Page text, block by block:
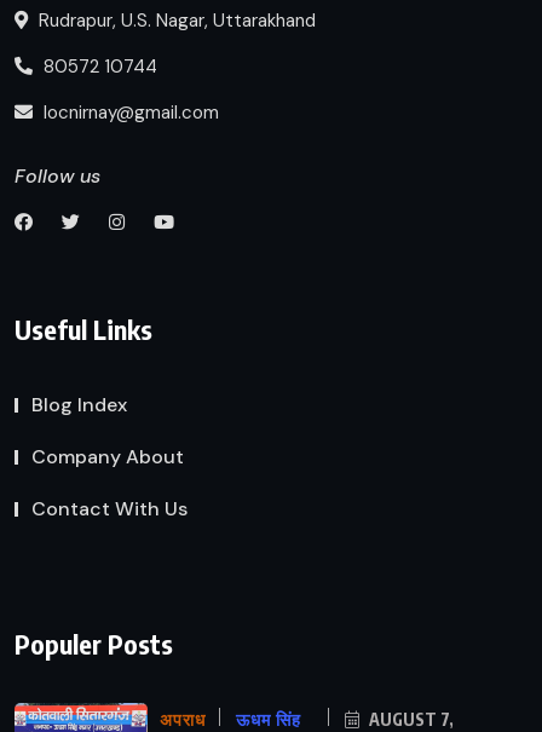
Rudrapur, U.S. Nagar, Uttarakhand
80572 10744
locnirnay@gmail.com
Follow us
Useful Links
Blog Index
Company About
Contact With Us
Populer Posts
अपराध
ऊधम सिंह
AUGUST 7,